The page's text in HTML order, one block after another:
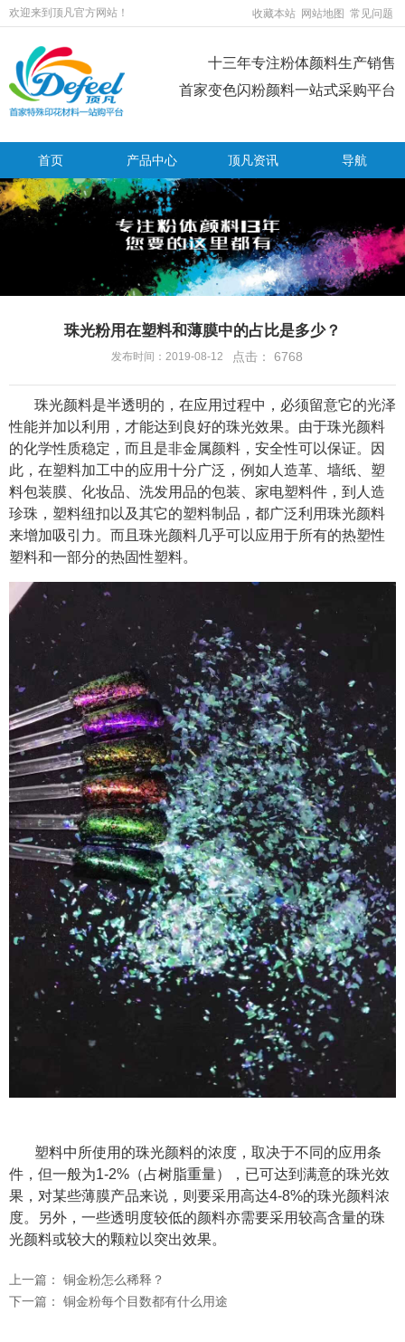
欢迎来到顶凡官方网站！ 收藏本站 网站地图 常见问题
十三年专注粉体颜料生产销售
首家变色闪粉颜料一站式采购平台
首页 产品中心 顶凡资讯 导航
珠光粉用在塑料和薄膜中的占比是多少？
发布时间：2019-08-12 点击： 6768
珠光颜料是半透明的，在应用过程中，必须留意它的光泽
性能并加以利用，才能达到良好的珠光效果。由于珠光颜料
的化学性质稳定，而且是非金属颜料，安全性可以保证。因
此，在塑料加工中的应用十分广泛，例如人造革、墙纸、塑
料包装膜、化妆品、洗发用品的包装、家电塑料件，到人造
珍珠，塑料纽扣以及其它的塑料制品，都广泛利用珠光颜料
来增加吸引力。 而且珠光颜料几乎可以应用于所有的热塑性
塑料和一部分的热固性塑料。
塑料中所使用的珠光颜料的浓度，取决于不同的应用条
件，但一般为1-2%（占树脂重量），已可达到满意的珠光效
果，对某些薄膜产品来说，则要采用高达4-8%的珠光颜料浓
度。另外，一些透明度较低的颜料亦需要采用较高含量的珠
光颜料或较大的颗粒以突出效果。
上一篇： 铜金粉怎么稀释？
下一篇： 铜金粉每个目数都有什么用途
温变粉可以做防伪标签、温变防伪吗...